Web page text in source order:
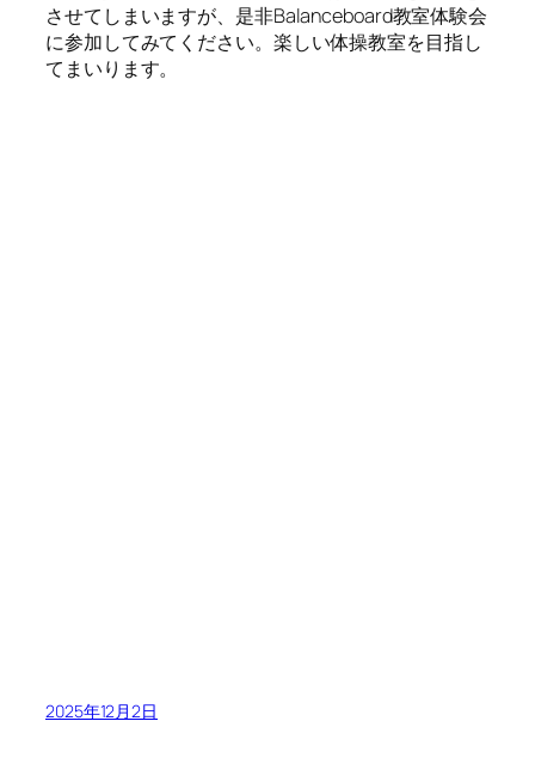
させてしまいますが、是非Balanceboard教室体験会
に参加してみてください。楽しい体操教室を目指し
てまいります。
2025年12月2日